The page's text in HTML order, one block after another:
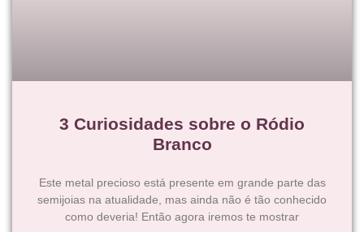
3 Curiosidades sobre o Ródio
Branco
Este metal precioso está presente em grande parte das
semijoias na atualidade, mas ainda não é tão conhecido
como deveria! Então agora iremos te mostrar